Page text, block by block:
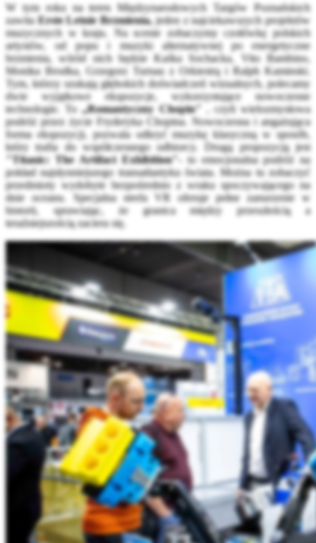
W tym roku na teren Międzynarodowych Targów Poznańskich
zawitaErste Letnie Brzmienia,jeden z najciekawszych projektów
muzycznych w kraju. Na scenie zobaczymy czołówkę polskich
artystów, od popu i muzyki alternatywnej po energetyczne
brzmienia, wśród nich będzie Kaśka Sochacka, Vito Bambino,
Monika Brodka, Grzegorz Turnau z Orkiestrą i Ralph Kaminski.
Tym, którzy szukają głębokich doświadczeń wizualnych, polecamy
dwie wyjątkowe ekspozycje, wykorzystujące nowoczesne
technologie. To„Romantyczny Chopin" , czyli wielozmysłowa
podróż przez życie Fryderyka Chopina. Nowoczesna i angażująca
forma ekspozycji, pozwala odkryć muzykę klasyczną w sposób,
który trafia do współczesnego odbiorcy. Drugą propozycją jest
"Titanic: The Artifact Exhibition"
- to emocjonalna podróż na
pokład najsłynniejszego transatlantyku świata. Można tu zobaczyć
przedmioty wydobyte bezpośrednio z wraku spoczywającego na
dnie oceanu. Specjalna strefa VR oferuje pełne zanurzenie w
historii, sprawiając, że granica między przeszłością a
teraźniejszością zaciera się.